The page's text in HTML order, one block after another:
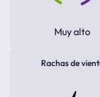
Muy alto
Rachas de